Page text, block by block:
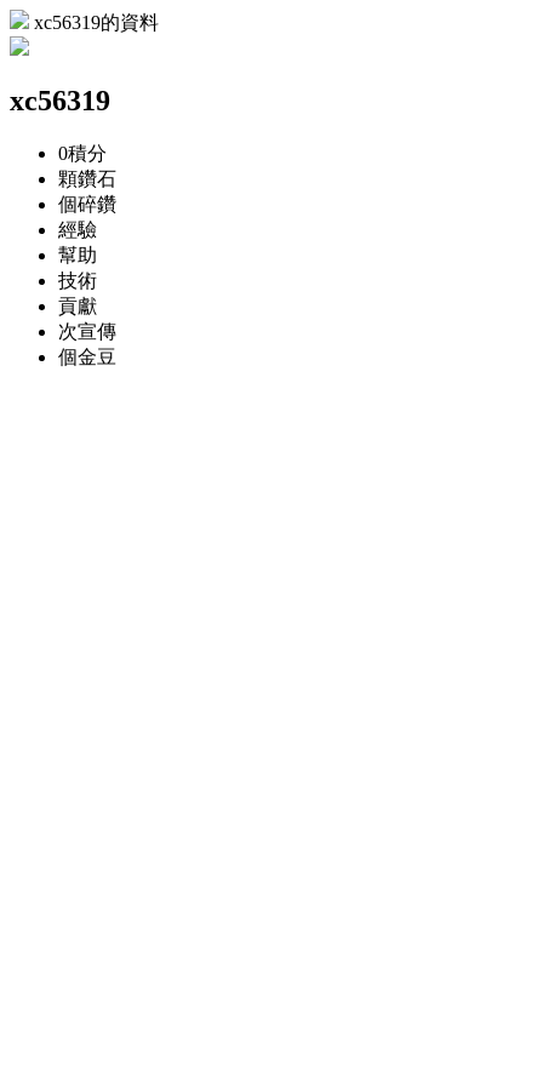
xc56319的資料
xc56319
0積分
顆鑽石
個碎鑽
經驗
幫助
技術
貢獻
次宣傳
個金豆